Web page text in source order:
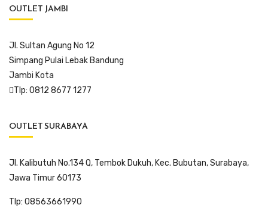
OUTLET JAMBI
Jl. Sultan Agung No 12
Simpang Pulai Lebak Bandung
Jambi Kota
Tlp: 0812 8677 1277
OUTLET SURABAYA
Jl. Kalibutuh No.134 Q, Tembok Dukuh, Kec. Bubutan, Surabaya,
Jawa Timur 60173
Tlp: 08563661990